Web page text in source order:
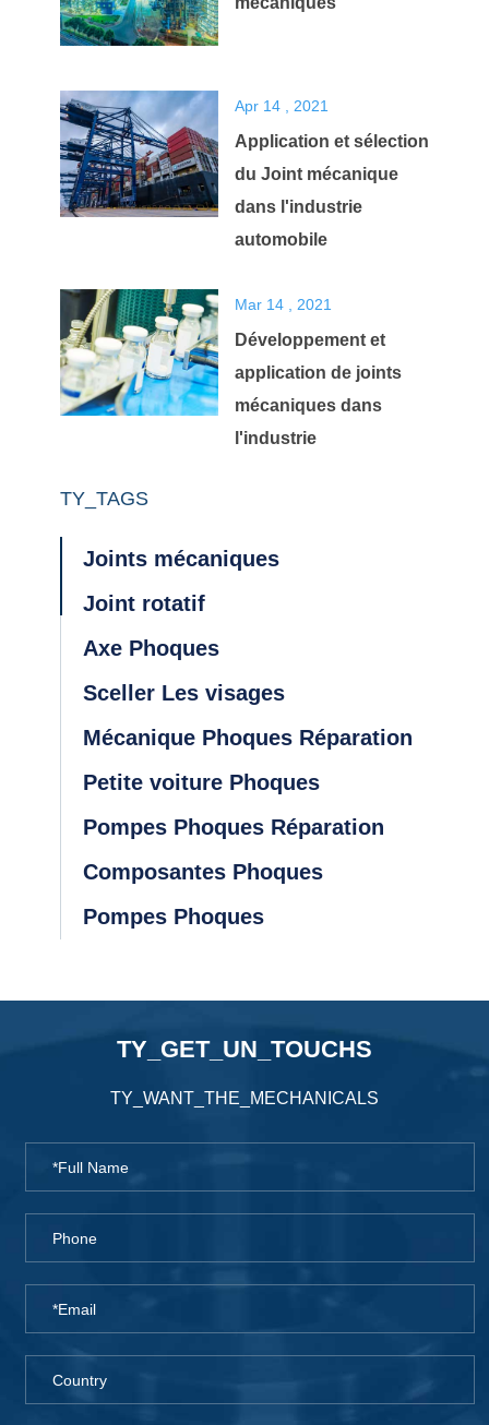
Apr 14 , 2021
Application et sélection
du Joint mécanique
dans l'industrie
automobile
Mar 14 , 2021
Développement et
application de joints
mécaniques dans
l'industrie
TY_TAGS
Joints mécaniques
Joint rotatif
Axe Phoques
Sceller Les visages
Mécanique Phoques Réparation
Petite voiture Phoques
Pompes Phoques Réparation
Composantes Phoques
Pompes Phoques
TY_GET_UN_TOUCHS
TY_WANT_THE_MECHANICALS